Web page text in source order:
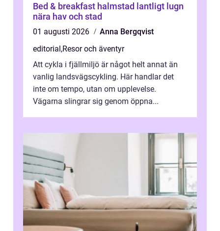
Bed & breakfast halmstad lantligt lugn
nära hav och stad
01 augusti 2026
Anna Bergqvist
editorial,Resor och äventyr
Att cykla i fjällmiljö är något helt annat än
vanlig landsvägscykling. Här handlar det
inte om tempo, utan om upplevelse.
Vägarna slingrar sig genom öppna...